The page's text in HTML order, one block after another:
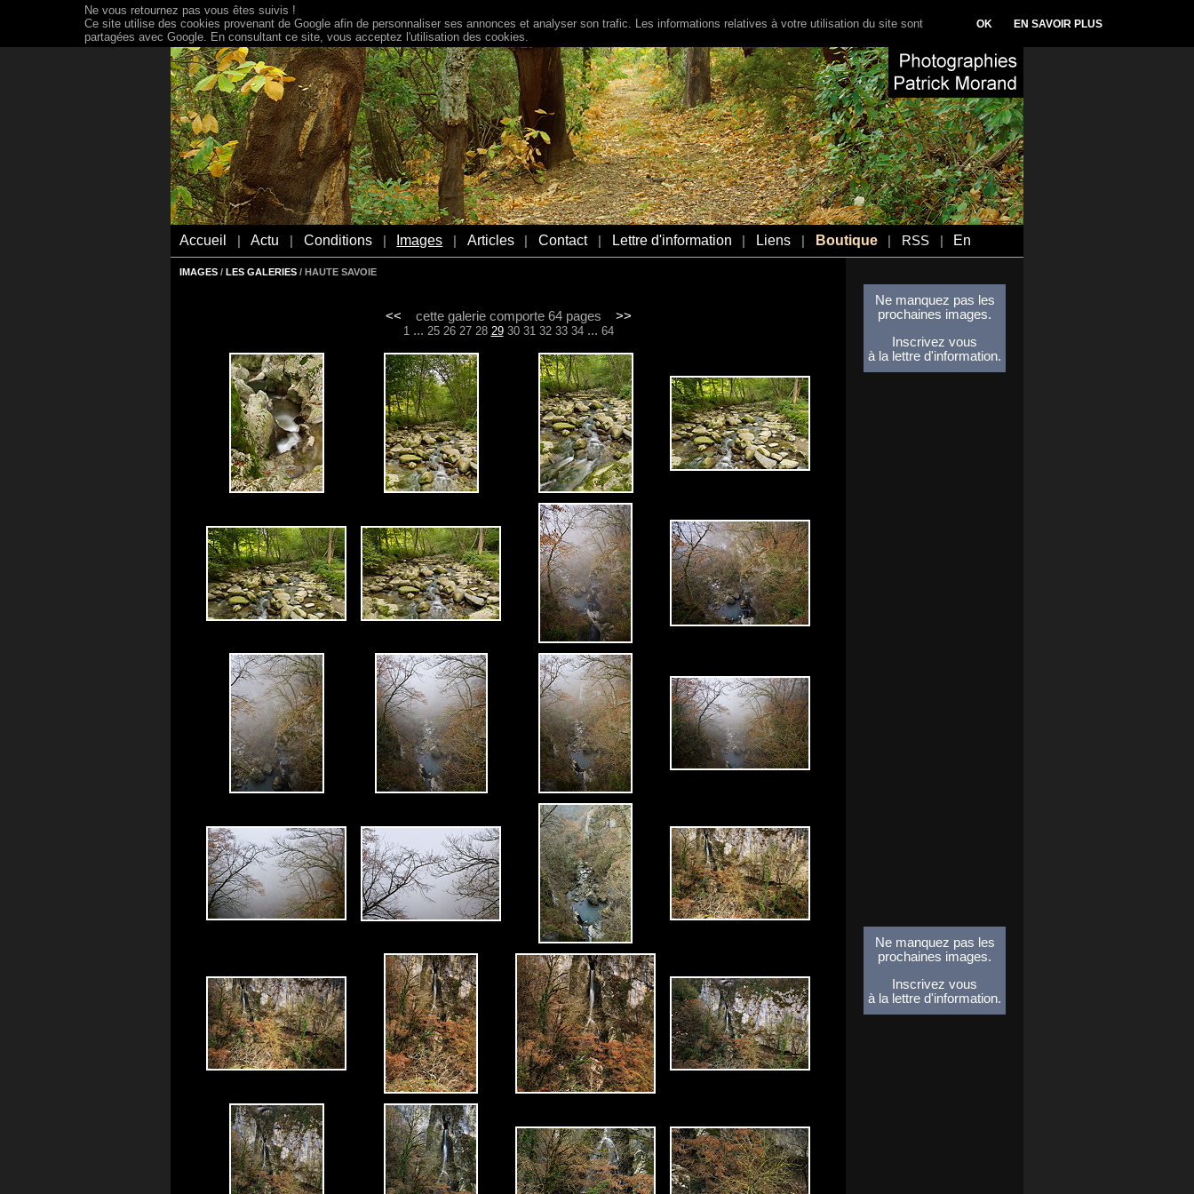
Accueil Actu Conditions Images Articles Contact Lettre d'information Liens Boutique RSS En
IMAGES / LES GALERIES / HAUTE SAVOIE
<< cette galerie comporte 64 pages >>
1... 25 26 27 28 29 30 31 32 33 34... 64
Ne manquez pas les
prochaines images.
Inscrivez vous
à la lettre d'information.
Ne manquez pas les
prochaines images.
Inscrivez vous
à la lettre d'information.
Ne vous retournez pas vous êtes suivis !
Ce site utilise des cookies provenant de Google afin de personnaliser ses annonces et analyser son trafic. Les informations relatives à votre utilisation du site sont
partagées avec Google. En consultant ce site, vous acceptez l'utilisation des cookies.
OK EN SAVOIR PLUS